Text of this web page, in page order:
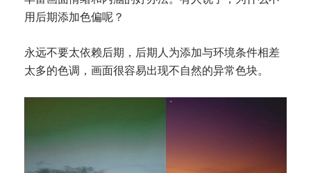
用后期添加色偏呢？
永远不要太依赖后期，后期人为添加与环境条件相差
太多的色调，画面很容易出现不自然的异常色块。